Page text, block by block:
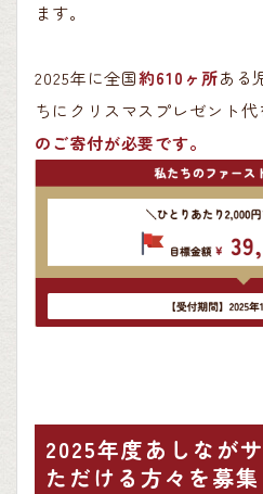
ます。
2025年に全国約610ヶ所ある
ちにクリスマスプレゼント代
のご寄付が必要です。
2025年度あしなが
ただける方々を募集